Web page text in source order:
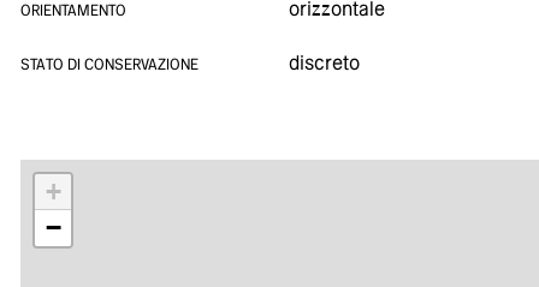
ORIENTAMENTO orizzontale
STATO DI CONSERVAZIONE discreto
+
−